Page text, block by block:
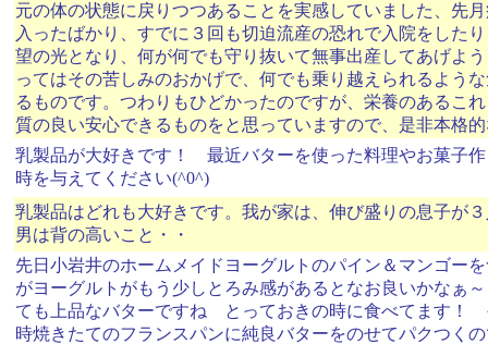
元の体の状態に戻りつつあることを実感していました、先
入ったばかり、すでに３回も切迫流産の恐れで入院をした
望の光となり、何が何でも守り抜いて無事出産してあげよ
ってはその苦しみのおかげで、何でも乗り越えられるよう
るものです。つわりもひどかったのですが、栄養のあるこ
質の良い安心できるものをと思っていますので、是非本格
乳製品が大好きです！ 最近バターを使った料理やお菓子
時を与えてください(^0^)
乳製品はどれも大好きです。我が家は、伸び盛りの息子が
男は背の高いこと・・
先日小岩井のホームメイドヨーグルトのパイン＆マンゴ
がヨーグルトがもう少しとろみ感があるとなお良いかな
ても上品なバターですね とっておきの時に食べてます！
時焼きたてのフランスパンに純良バターをのせてパクつ